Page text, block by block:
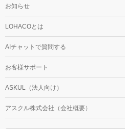
お知らせ
LOHACOとは
AIチャットで質問する
お客様サポート
ASKUL（法人向け）
アスクル株式会社（会社概要）